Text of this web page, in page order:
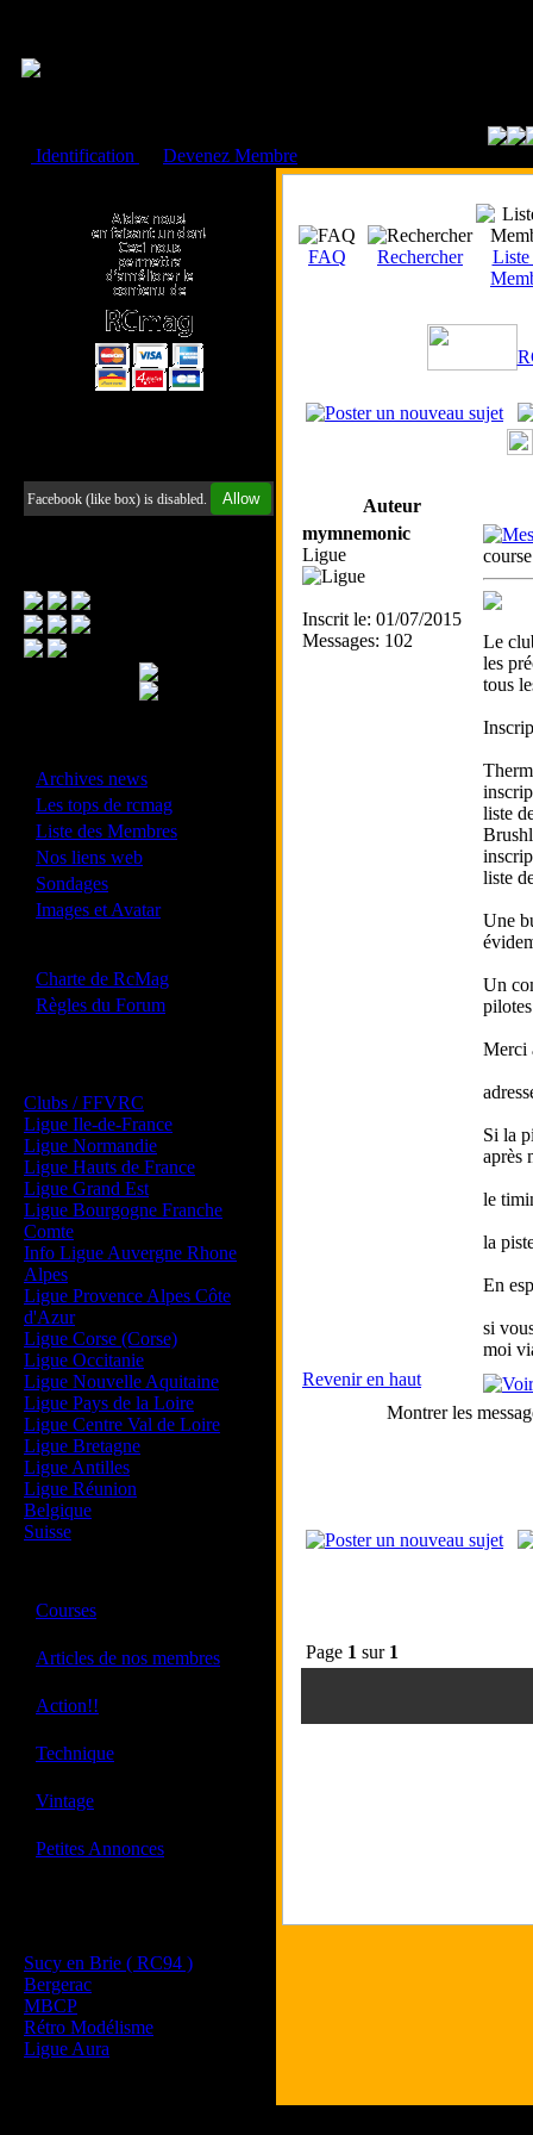
Identification
Devenez Membre
Facebook (like box) is disabled. Allow
Archives news
Les tops de rcmag
Liste des Membres
Nos liens web
Sondages
Images et Avatar
Charte de RcMag
Règles du Forum
Clubs / FFVRC
Ligue Ile-de-France
Ligue Normandie
Ligue Hauts de France
Ligue Grand Est
Ligue Bourgogne Franche
Comte
Info Ligue Auvergne Rhone
Alpes
Ligue Provence Alpes Côte
d'Azur
Ligue Corse (Corse)
Ligue Occitanie
Ligue Nouvelle Aquitaine
Ligue Pays de la Loire
Ligue Centre Val de Loire
Ligue Bretagne
Ligue Antilles
Ligue Réunion
Belgique
Suisse
Courses
Articles de nos membres
Action!!
Technique
Vintage
Petites Annonces
Sucy en Brie ( RC94 )
Bergerac
MBCP
Rétro Modélisme
Ligue Aura
FAQ Rechercher
Liste
Auteur
mymnemonic
Ligue
Inscrit le: 01/07/2015
Messages: 102
Le
les
tous
liste
liste
Une
Un
Merci
Si la
après
le
la
En
si
moi
Revenir en haut
Montrer les
Page 1 sur 1